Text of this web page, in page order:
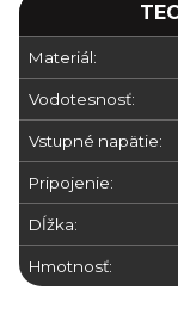
Materiál:
Vodotesnosť:
Vstupné napätie:
Pripojenie:
Dĺžka:
Hmotnosť: